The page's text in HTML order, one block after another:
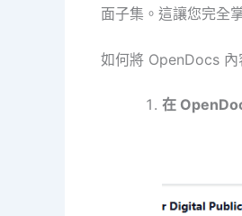
面子集。這讓您完全
如何將 OpenDocs 內
在